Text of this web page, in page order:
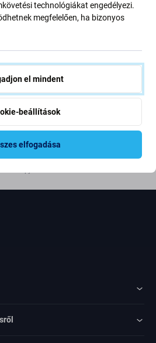
tájékoztatást kapjon az
és hírekről. Ugyanakkor
technológiákat engedélyezi.
megfelelően, ha bizonyos
el mindent
beállítások
elfogadása